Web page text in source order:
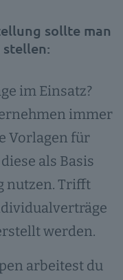
sollte man
im Einsatz?
immer
Vorlagen für
als Basis
nutzen. Trifft
werden.
arbeitest du